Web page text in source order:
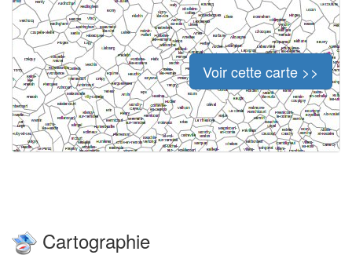
Voir cette carte >>
Cartographie